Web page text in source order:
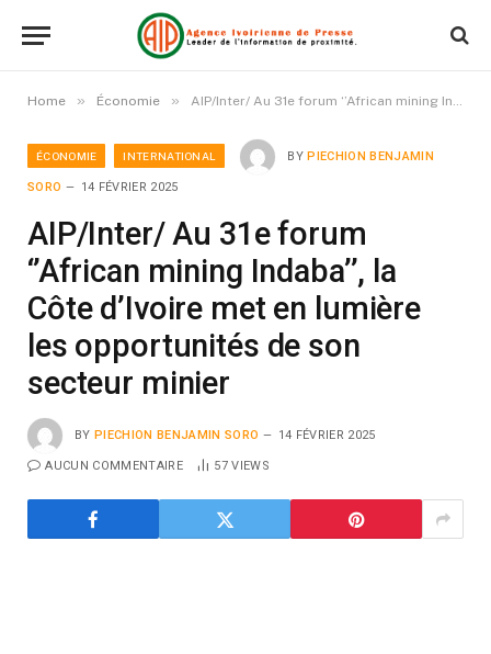
Home » Économie » AIP/Inter/ Au 31e forum ‘’African mining Indaba’’, la Côte d’Ivoire met en lumière les opportunités de son secteur minier
ÉCONOMIE INTERNATIONAL BY PIECHION BENJAMIN
SORO 14 FÉVRIER 2025
AIP/Inter/ Au 31e forum
‘’African mining Indaba’’, la
Côte d’Ivoire met en lumière
les opportunités de son
secteur minier
BY PIECHION BENJAMIN SORO 14 FÉVRIER 2025
AUCUN COMMENTAIRE 57VIEWS